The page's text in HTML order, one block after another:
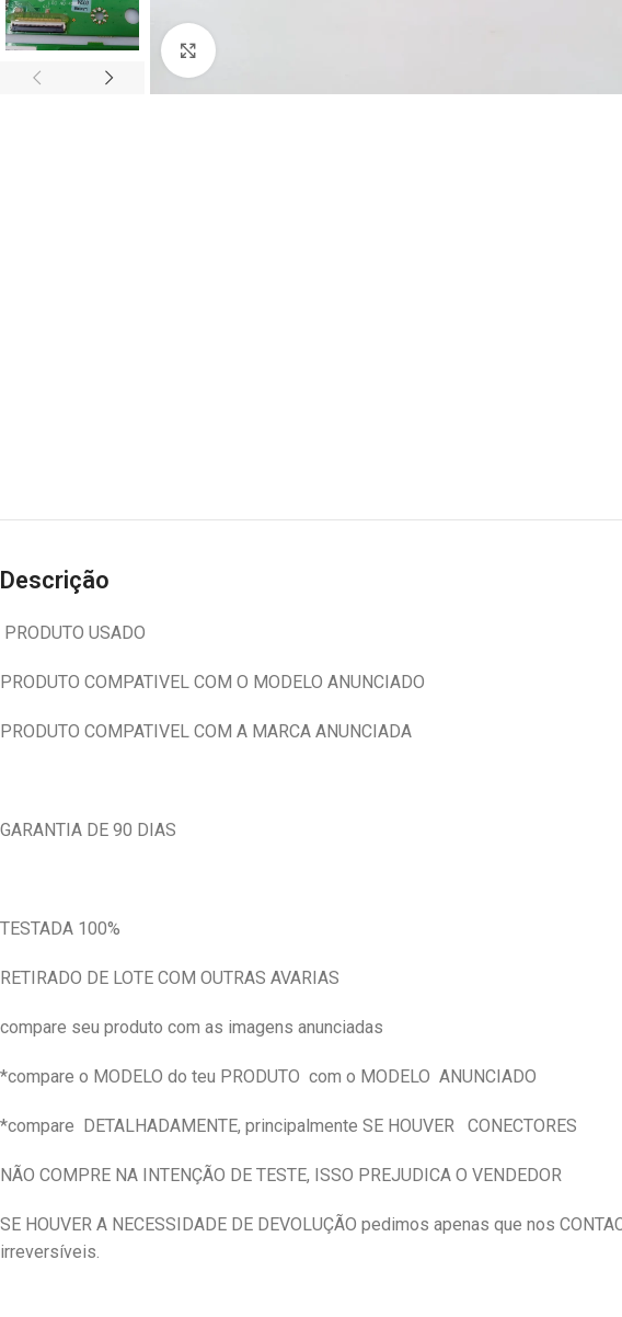
Descrição
PRODUTO USADO
PRODUTO COMPATIVEL COM O MODELO ANUNCIADO
PRODUTO COMPATIVEL COM A MARCA ANUNCIADA
GARANTIA DE 90 DIAS
TESTADA 100%
RETIRADO DE LOTE COM OUTRAS AVARIAS
compare seu produto com as imagens anunciadas
*compare o MODELO do teu PRODUTO com o MODELO ANUNCIADO
*compare DETALHADAMENTE, principalmente SE HOUVER CONECTORES
NÃO COMPRE NA INTENÇÃO DE TESTE, ISSO PREJUDICA O VENDEDOR
SE HOUVER A NECESSIDADE DE DEVOLUÇÃO pedimos apenas que nos
irreversíveis.